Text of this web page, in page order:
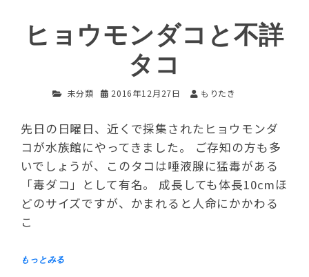
ヒョウモンダコと不詳
タコ
未分類 2016年12月27日 もりたき
先日の日曜日、近くで採集されたヒョウモンダ
コが水族館にやってきました。 ご存知の方も多
いでしょうが、このタコは唾液腺に猛毒がある
「毒ダコ」として有名。 成長しても体長10cmほ
どのサイズですが、かまれると人命にかかわる
こ